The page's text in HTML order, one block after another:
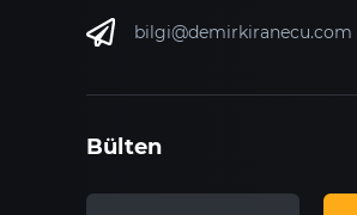
bilgi@demirkiranecu.com
Bülten